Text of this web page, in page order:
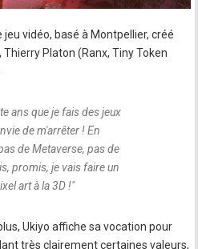
vidéo, basé à Montpellier, créé
Thierry Platon (Ranx, Tiny Token
ans que je fais des jeux
de m'arrêter ! En
de Metaverse, pas de
promis, je vais faire un
art à la 3D !"
Ukiyo affiche sa vocation pour
très clairement certaines valeurs,